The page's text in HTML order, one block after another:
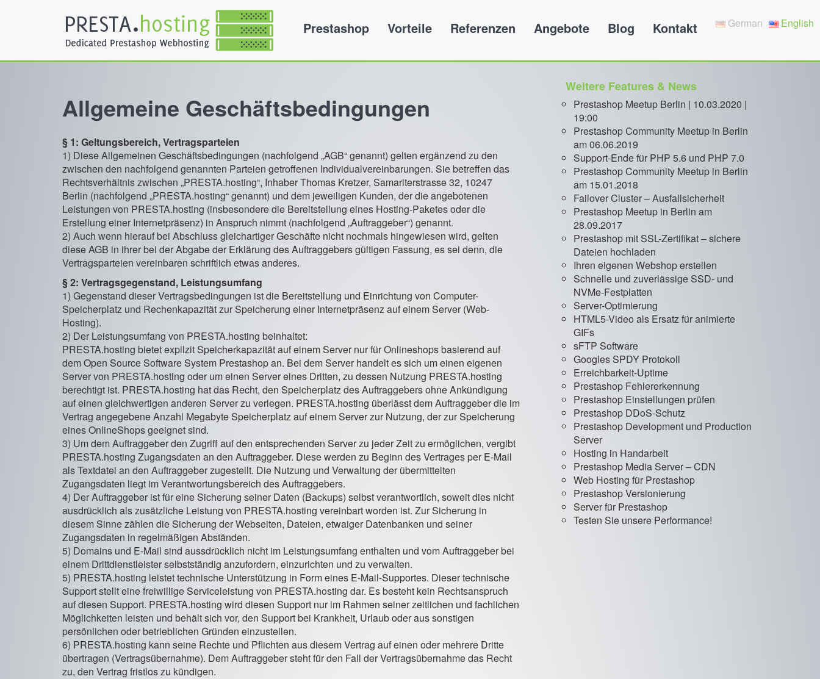
German English
Prestashop Vorteile Referenzen Angebote Blog Kontakt
Allgemeine Geschäftsbedingungen
§ 1: Geltungsbereich, Vertragsparteien
1) Diese Allgemeinen Geschäftsbedingungen (nachfolgend „AGB“ genannt) gelten ergänzend zu den
zwischen den nachfolgend genannten Parteien getroffenen Individualvereinbarungen. Sie betreffen das
Rechtsverhältnis zwischen „PRESTA.hosting“, Inhaber Thomas Kretzer, Samariterstrasse 32, 10247
Berlin (nachfolgend „PRESTA.hosting“ genannt) und dem jeweiligen Kunden, der die angebotenen
Leistungen von PRESTA.hosting (insbesondere die Bereitstellung eines Hosting-Paketes oder die
Erstellung einer Internetpräsenz) in Anspruch nimmt (nachfolgend „Auftraggeber“) genannt.
2) Auch wenn hierauf bei Abschluss gleichartiger Geschäfte nicht nochmals hingewiesen wird, gelten
diese AGB in ihrer bei der Abgabe der Erklärung des Auftraggebers gültigen Fassung, es sei denn, die
Vertragsparteien vereinbaren schriftlich etwas anderes.
§ 2: Vertragsgegenstand, Leistungsumfang
1) Gegenstand dieser Vertragsbedingungen ist die Bereitstellung und Einrichtung von Computer-
Speicherplatz und Rechenkapazität zur Speicherung einer Internetpräsenz auf einem Server (Web-
Hosting).
2) Der Leistungsumfang von PRESTA.hosting beinhaltet:
PRESTA.hosting bietet expilzit Speicherkapazität auf einem Server nur für Onlineshops basierend auf
dem Open Source Software System Prestashop an. Bei dem Server handelt es sich um einen eigenen
Server von PRESTA.hosting oder um einen Server eines Dritten, zu dessen Nutzung PRESTA.hosting
berechtigt ist. PRESTA.hosting hat das Recht, den Speicherplatz des Auftraggebers ohne Ankündigung
auf einen gleichwertigen anderen Server zu verlegen. PRESTA.hosting überlässt dem Auftraggeber die im
Vertrag angegebene Anzahl Megabyte Speicherplatz auf einem Server zur Nutzung, der zur Speicherung
eines OnlineShops geeignet sind.
3) Um dem Auftraggeber den Zugriff auf den entsprechenden Server zu jeder Zeit zu ermöglichen, vergibt
PRESTA.hosting Zugangsdaten an den Auftraggeber. Diese werden zu Beginn des Vertrages per E-Mail
als Textdatei an den Auftraggeber zugestellt. Die Nutzung und Verwaltung der übermittelten
Zugangsdaten liegt im Verantwortungsbereich des Auftraggebers.
4) Der Auftraggeber ist für eine Sicherung seiner Daten (Backups) selbst verantwortlich, soweit dies nicht
ausdrücklich als zusätzliche Leistung von PRESTA.hosting vereinbart worden ist. Zur Sicherung in
diesem Sinne zählen die Sicherung der Webseiten, Dateien, etwaiger Datenbanken und seiner
Zugangsdaten in regelmäßigen Abständen.
5) Domains und E-Mail sind aussdrücklich nicht im Leistungsumfang enthalten und vom Auftraggeber bei
einem Drittdienstleister selbstständig anzufordern, einzurichten und zu verwalten.
5) PRESTA.hosting leistet technische Unterstützung in Form eines E-Mail-Supportes. Dieser technische
Support stellt eine freiwillige Serviceleistung von PRESTA.hosting dar. Es besteht kein Rechtsanspruch
auf diesen Support. PRESTA.hosting wird diesen Support nur im Rahmen seiner zeitlichen und fachlichen
Möglichkeiten leisten und behält sich vor, den Support bei Krankheit, Urlaub oder aus sonstigen
persönlichen oder betrieblichen Gründen einzustellen.
6) PRESTA.hosting kann seine Rechte und Pflichten aus diesem Vertrag auf einen oder mehrere Dritte
übertragen (Vertragsübernahme). Dem Auftraggeber steht für den Fall der Vertragsübernahme das Recht
zu, den Vertrag fristlos zu kündigen.
Weitere Features & News
Prestashop Meetup Berlin | 10.03.2020 |
19:00
Prestashop Community Meetup in Berlin
am 06.06.2019
Support-Ende für PHP 5.6 und PHP 7.0
Prestashop Community Meetup in Berlin
am 15.01.2018
Failover Cluster – Ausfallsicherheit
Prestashop Meetup in Berlin am
28.09.2017
Prestashop mit SSL-Zertifikat – sichere
Dateien hochladen
Ihren eigenen Webshop erstellen
Schnelle und zuverlässige SSD- und
NVMe-Festplatten
Server-Optimierung
HTML5-Video als Ersatz für animierte
GIFs
sFTP Software
Googles SPDY Protokoll
Erreichbarkeit-Uptime
Prestashop Fehlererkennung
Prestashop Einstellungen prüfen
Prestashop DDoS-Schutz
Prestashop Development und Production
Server
Hosting in Handarbeit
Prestashop Media Server – CDN
Web Hosting für Prestashop
Prestashop Versionierung
Server für Prestashop
Testen Sie unsere Performance!